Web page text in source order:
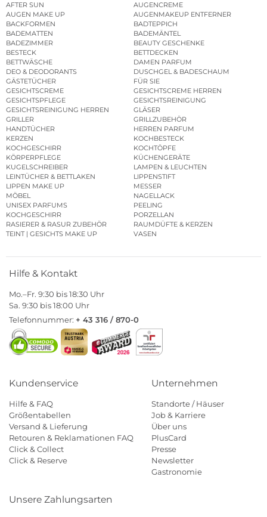
AFTER SUN
AUGENCREME
AUGEN MAKE UP
AUGENMAKEUP ENTFERNER
BACKFORMEN
BADTEPPICH
BADEMATTEN
BADEMÄNTEL
BADEZIMMER
BEAUTY GESCHENKE
BESTECK
BETTDECKEN
BETTWÄSCHE
DAMEN PARFUM
DEO & DEODORANTS
DUSCHGEL & BADESCHAUM
GÄSTETÜCHER
FÜR SIE
GESICHTSCREME
GESICHTSCREME HERREN
GESICHTSPFLEGE
GESICHTSREINIGUNG
GESICHTSREINIGUNG HERREN
GLÄSER
GRILLER
GRILLZUBEHÖR
HANDTÜCHER
HERREN PARFUM
KERZEN
KOCHBESTECK
KOCHGESCHIRR
KOCHTÖPFE
KÖRPERPFLEGE
KÜCHENGERÄTE
KUGELSCHREIBER
LAMPEN & LEUCHTEN
LEINTÜCHER & BETTLAKEN
LIPPENSTIFT
LIPPEN MAKE UP
MESSER
MÖBEL
NAGELLACK
UNISEX PARFUMS
PEELING
KOCHGESCHIRR
PORZELLAN
RASIERER & RASUR ZUBEHÖR
RAUMDÜFTE & KERZEN
TEINT | GESICHTS MAKE UP
VASEN
Hilfe & Kontakt
Mo.–Fr. 9:30 bis 18:30 Uhr
Sa. 9:30 bis 18:00 Uhr
Telefonnummer: + 43 316 / 870-0
Kundenservice
Hilfe & FAQ
Größentabellen
Versand & Lieferung
Retouren & Reklamationen FAQ
Click & Collect
Click & Reserve
Unternehmen
Standorte / Häuser
Job & Karriere
Über uns
PlusCard
Presse
Newsletter
Gastronomie
Unsere Zahlungsarten